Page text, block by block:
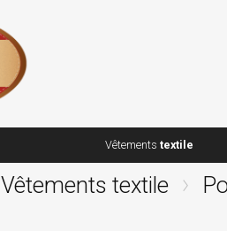
Vêtements textile
Vêtements textile